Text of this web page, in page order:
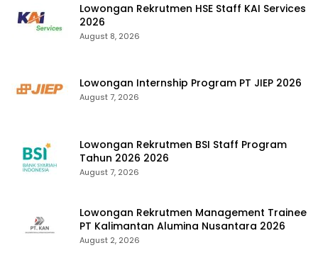
Lowongan Rekrutmen HSE Staff KAI Services
2026
August 8, 2026
Lowongan Internship Program PT JIEP 2026
August 7, 2026
Lowongan Rekrutmen BSI Staff Program
Tahun 2026 2026
August 7, 2026
Lowongan Rekrutmen Management Trainee
PT Kalimantan Alumina Nusantara 2026
August 2, 2026